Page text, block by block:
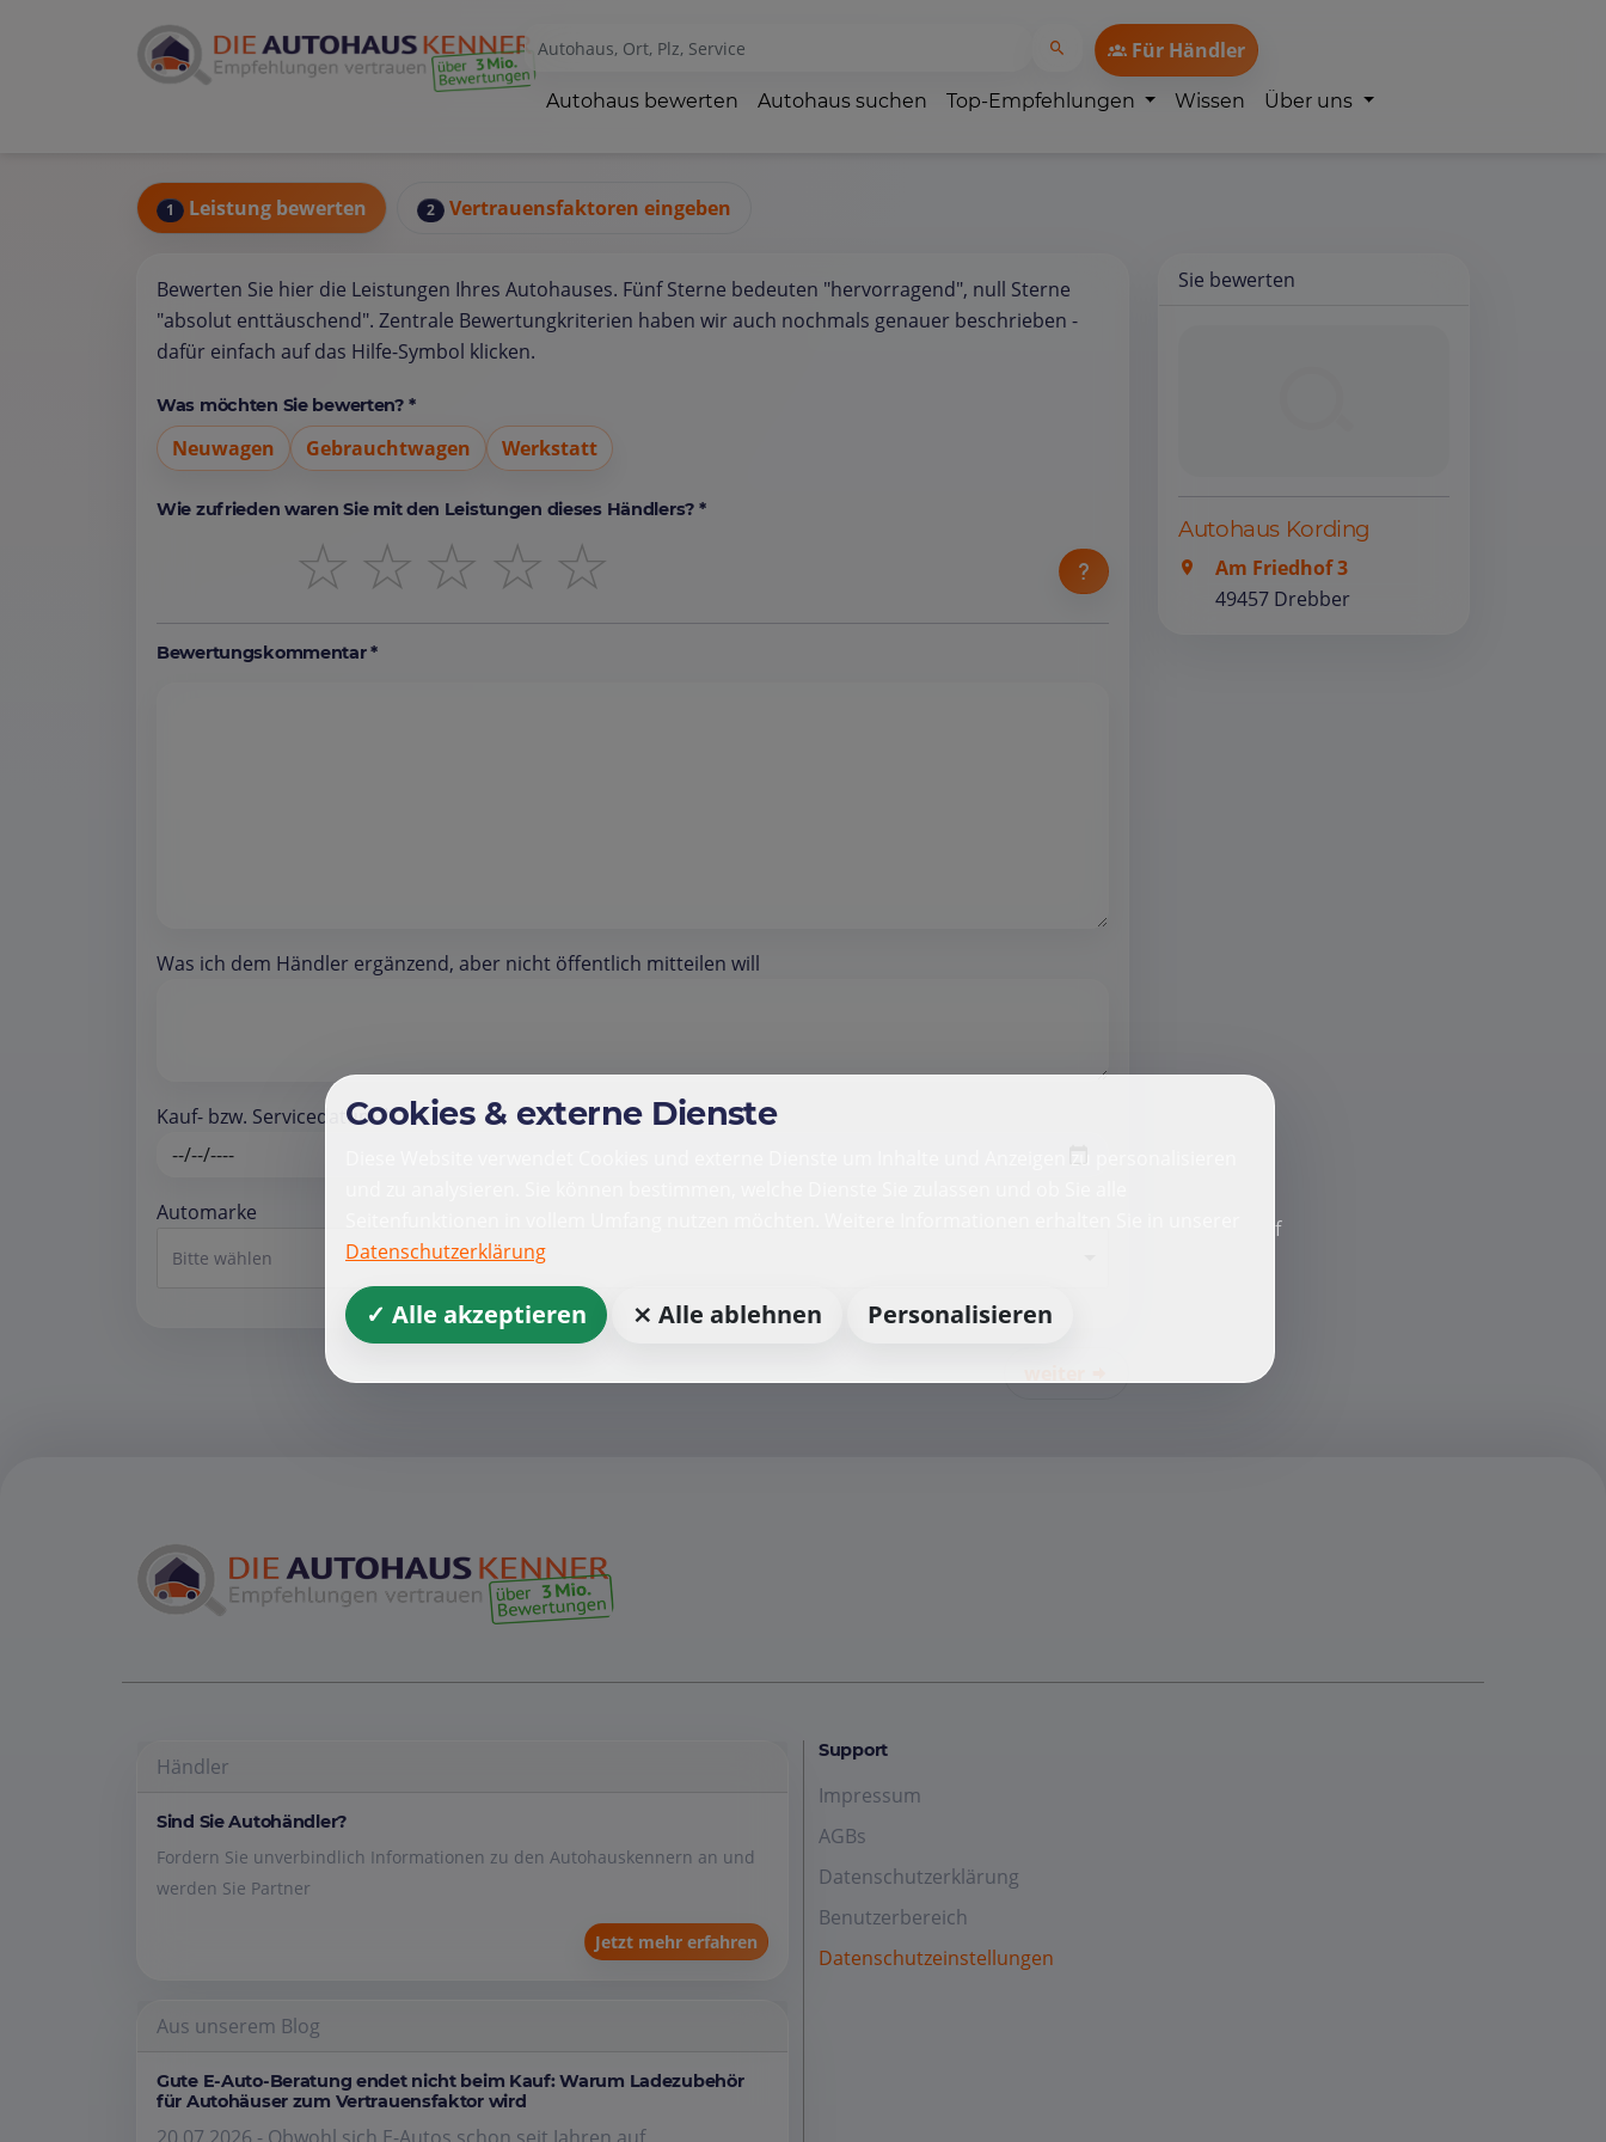
Für Händler
Autohaus bewerten Autohaus suchen Top-Empfehlungen Wissen Über uns
Sie bewerten
Autohaus Kording
Am Friedhof 3
49457 Drebber
1 Leistung bewerten 2 Vertrauensfaktoren eingeben
Bewerten Sie hier die Leistungen Ihres Autohauses. Fünf Sterne bedeuten "hervorragend", null Sterne
"absolut enttäuschend". Zentrale Bewertungkriterien haben wir auch nochmals genauer beschrieben -
dafür einfach auf das Hilfe-Symbol klicken.
Was möchten Sie bewerten? *
Neuwagen Gebrauchtwagen Werkstatt
Wie zufrieden waren Sie mit den Leistungen dieses Händlers? *
☆
☆
☆
☆
☆
Bewertungskommentar *
Was ich dem Händler ergänzend, aber nicht öffentlich mitteilen will
Kauf- bzw. Servicedatum *
Automarke
Bitte wählen
Händler
Sind Sie Autohändler?
Fordern Sie unverbindlich Informationen zu den Autohauskennern an und
werden Sie Partner
Jetzt mehr erfahren
Aus unserem Blog
Gute E-Auto-Beratung endet nicht beim Kauf: Warum Ladezubehör
für Autohäuser zum Vertrauensfaktor wird
Support
Impressum
AGBs
Datenschutzerklärung
Benutzerbereich
Datenschutzeinstellungen
Cookies & externe Dienste
Diese Website verwendet Cookies und externe Dienste um Inhalte und Anzeigen zu personalisieren
Datenschutzerklärung
✓ Alle akzeptieren ⨯ Alle ablehnen Personalisieren
f